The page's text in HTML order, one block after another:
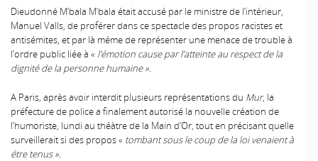
Dieudonné M’bala M’bala était accusé par le ministre de l’intérieur,
Manuel Valls, de proférer dans ce spectacle des propos racistes et
antisémites, et par là méme de représenter une menace de trouble à
l’ordre public liée à « l’émotion cause par l’atteinte au respect de la
dignité de la personne humaine ».
A Paris, après avoir interdit plusieurs représentations du Mur, la
préfecture de police a finalement autorisé la nouvelle création de
l’humoriste, lundi au théàtre de la Main d’Or, tout en précisant quelle
surveillerait si des propos « tombant sous le coup de la loi venaient à
étre tenus ».